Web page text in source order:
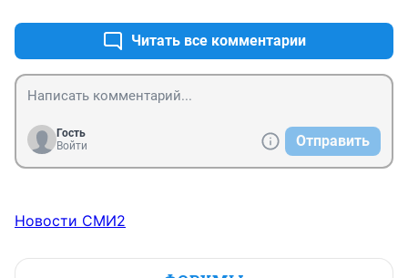
Читать все комментарии
Гость
Войти
Отправить
Новости СМИ2